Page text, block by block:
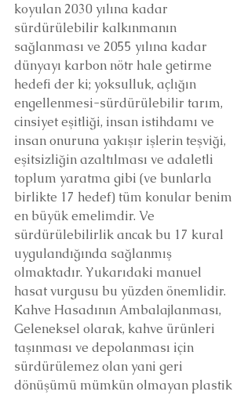
koyulan 2030 yılına kadar
sürdürülebilir kalkınmanın
sağlanması ve 2055 yılına kadar
dünyayı karbon nötr hale getirme
hedefi der ki; yoksulluk, açlığın
engellenmesi-sürdürülebilir tarım,
cinsiyet eşitliği, insan istihdamı ve
insan onuruna yakışır işlerin teşviği,
eşitsizliğin azaltılması ve adaletli
toplum yaratma gibi (ve bunlarla
birlikte 17 hedef) tüm konular benim
en büyük emelimdir. Ve
sürdürülebilirlik ancak bu 17 kural
uygulandığında sağlanmış
olmaktadır. Yukarıdaki manuel
hasat vurgusu bu yüzden önemlidir.
Kahve Hasadının Ambalajlanması,
Geleneksel olarak, kahve ürünleri
taşınması ve depolanması için
sürdürülemez olan yani geri
dönüşümü mümkün olmayan plastik